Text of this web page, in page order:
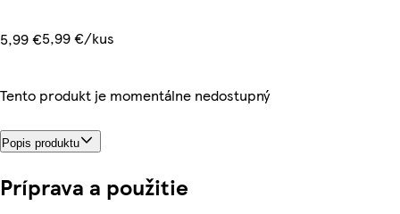
5,99 €5,99 €/kus
Tento produkt je momentálne nedostupný
Popis produktu
Príprava a použitie